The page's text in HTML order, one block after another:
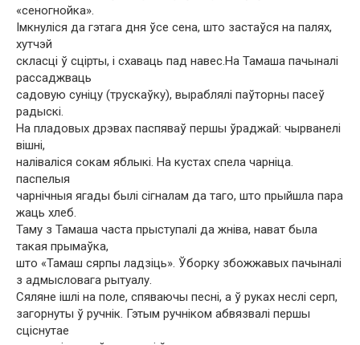
«сеногнойка».
Імкнуліся да гэтага дня ўсе сена, што застаўся на палях,
хутчэй
скласці ў сцірты, і схаваць пад навес.На Тамаша пачыналі
рассаджваць
садовую суніцу (трускаўку), выраблялі паўторны пасеў
радыскі.
На пладовых дрэвах паспяваў першы ўраджай: чырванелі
вішні,
наліваліся сокам яблыкі. На кустах спела чарніца.
паспелыя
чарнічныя ягады былі сігналам да таго, што прыйшла пара
жаць хлеб.
Таму з Тамаша часта прыступалі да жніва, нават была
такая прымаўка,
што «Тамаш сярпы ладзіць». Ўборку збожжавых пачыналі
з адмысловага рытуалу.
Сяляне ішлі на поле, спяваючы песні, а ў руках неслі серп,
загорнуты ў ручнік. Гэтым ручніком абвязвалі першы
сціснутае